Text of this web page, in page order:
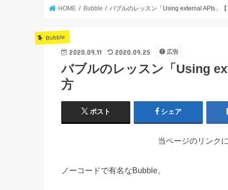
HOME Bubble バブルのレッスン「Using external APIs」
Bubble
2020.09.11 2020.09.25 広告
バブルのレッスン「Using
方
ポスト シェア
当ページのリンク
ノーコードで有名なBubble。